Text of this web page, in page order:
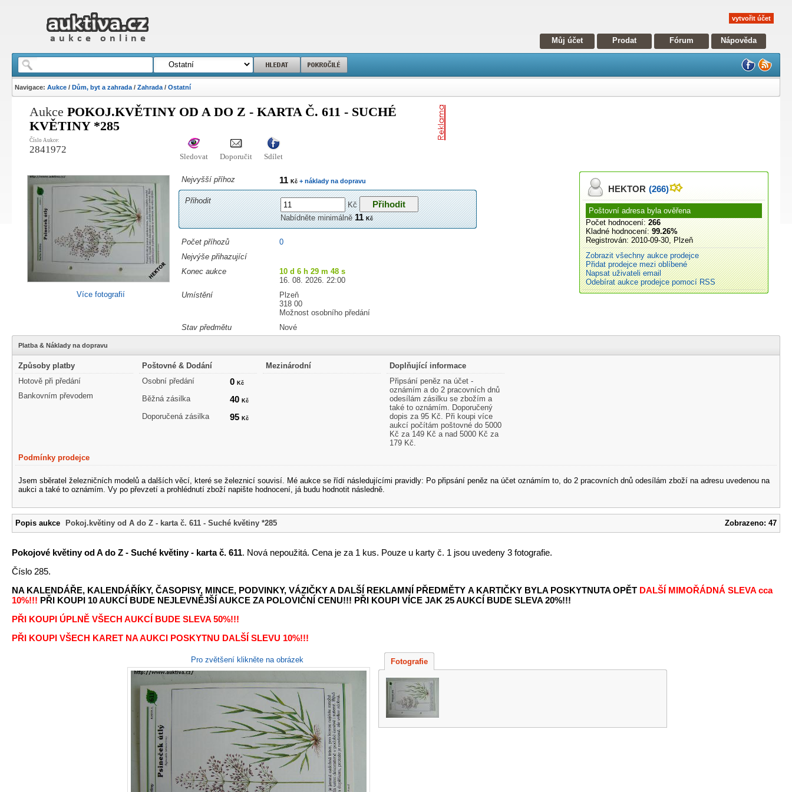
vytvořit účet
Můj účet Prodat Fórum Nápověda
Navigace:Aukce /Dům, byt a zahrada /Zahrada /Ostatní
AukcePOKOJ.KVĚTINY OD A DO Z - KARTA Č. 611 - SUCHÉ
KVĚTINY *285
Číslo Aukce:
2841972
Sledovat Doporučit Sdílet
Více fotografií
Nejvyšší příhoz 11Kč + náklady na dopravu
Přihodit
Kč
Nabídněte minimálně11Kč
Počet příhozů
0
Nejvýše přihazující
Konec aukce
10 d 6 h 29 m 47 s
16. 08. 2026. 22:00
Umístění
Plzeň
318 00
Možnost osobního předání
Stav předmětu
Nové
HEKTOR (266)
Poštovní adresa byla ověřena
Počet hodnocení: 266
Kladné hodnocení: 99.26%
Registrován: 2010-09-30, Plzeň
Zobrazit všechny aukce prodejce
Přidat prodejce mezi oblíbené
Napsat uživateli email
Odebírat aukce prodejce pomocí RSS
Platba & Náklady na dopravu
Způsoby platby
Hotově při předání
Bankovním převodem
Poštovné & Dodání
Osobní předání
0Kč
Běžná zásilka 40Kč
Doporučená zásilka 95Kč
Mezinárodní
Doplňující informace
Připsání peněz na účet -
oznámím a do 2 pracovních dnů
odesílám zásilku se zbožím a
také to oznámím. Doporučený
dopis za 95 Kč. Při koupi více
aukcí počítám poštovné do 5000
Kč za 149 Kč a nad 5000 Kč za
179 Kč.
Podmínky prodejce
Jsem sběratel železničních modelů a dalších věcí, které se železnicí souvisí. Mé aukce se řídí následujícími pravidly: Po připsání peněz na účet oznámím to, do 2 pracovních dnů odesílám zboží na adresu uvedenou na
aukci a také to oznámím. Vy po převzetí a prohlédnutí zboží napište hodnocení, já budu hodnotit následně.
Popis aukce Pokoj.květiny od A do Z - karta č. 611 - Suché květiny *285 Zobrazeno: 47
Pokojové květiny od A do Z - Suché květiny - karta č. 611. Nová nepoužitá. Cena je za 1 kus. Pouze u karty č. 1 jsou uvedeny 3 fotografie.
Číslo 285.
NA KALENDÁŘE, KALENDÁŘÍKY, ČASOPISY, MINCE, PODVINKY, VÁZIČKY A DALŠÍ REKLAMNÍ PŘEDMĚTY A KARTIČKY BYLA POSKYTNUTA OPĚT DALŠÍ MIMOŘÁDNÁ SLEVAcca
10%!!! PŘI KOUPI 10 AUKCÍ BUDE NEJLEVNĚJŠÍ AUKCE ZA POLOVIČNÍ CENU!!! PŘI KOUPI VÍCE JAK 25 AUKCÍ BUDE SLEVA 20%!!!
PŘI KOUPI ÚPLNĚ VŠECH AUKCÍ BUDE SLEVA 50%!!!
PŘI KOUPI VŠECH KARET NA AUKCI POSKYTNU DALŠÍ SLEVU 10%!!!
Pro zvětšení klikněte na obrázek Fotografie